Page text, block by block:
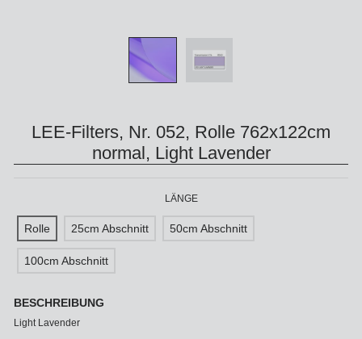
LEE-Filters, Nr. 052, Rolle 762x122cm
normal, Light Lavender
LÄNGE
Rolle 25cm Abschnitt 50cm Abschnitt
100cm Abschnitt
BESCHREIBUNG
Light Lavender